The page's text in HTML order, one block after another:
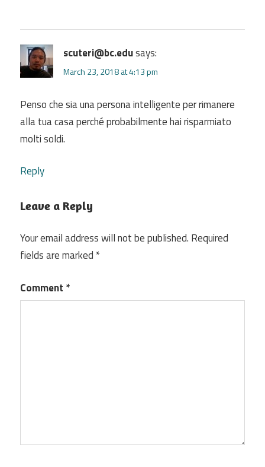
scuteri@bc.edusays:
March 23, 2018 at 4:13 pm
Penso che sia una persona intelligente per rimanere
alla tua casa perché probabilmente hai risparmiato
molti soldi.
Reply
Leave a Reply
Your email address will not be published. Required
fields are marked *
Comment *